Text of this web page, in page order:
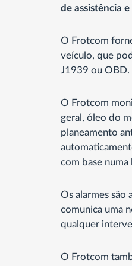
de assistência
O Frotcom
veículo, que
J1939 ou OBD.
O Frotcom
geral, óleo do
planeamento
com base
Os alarmes são
comunica uma
qualquer
O Frotcom